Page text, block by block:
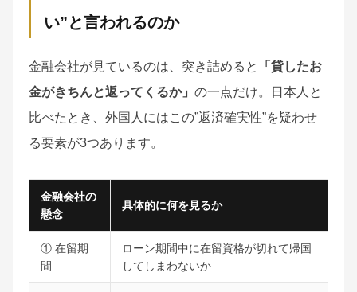
い”と言われるのか
金融会社が見ているのは、突き詰めると
「貸したお
金がきちんと返ってくるか」 の一点だけ。日本人と
比べたとき、外国人にはこの”返済確実性”を疑わせ
る要素が3つあります。
金融会社の
懸念
具体的に何を見るか
① 在留期
間
ローン期間中に在留資格が切れて帰国
してしまわないか